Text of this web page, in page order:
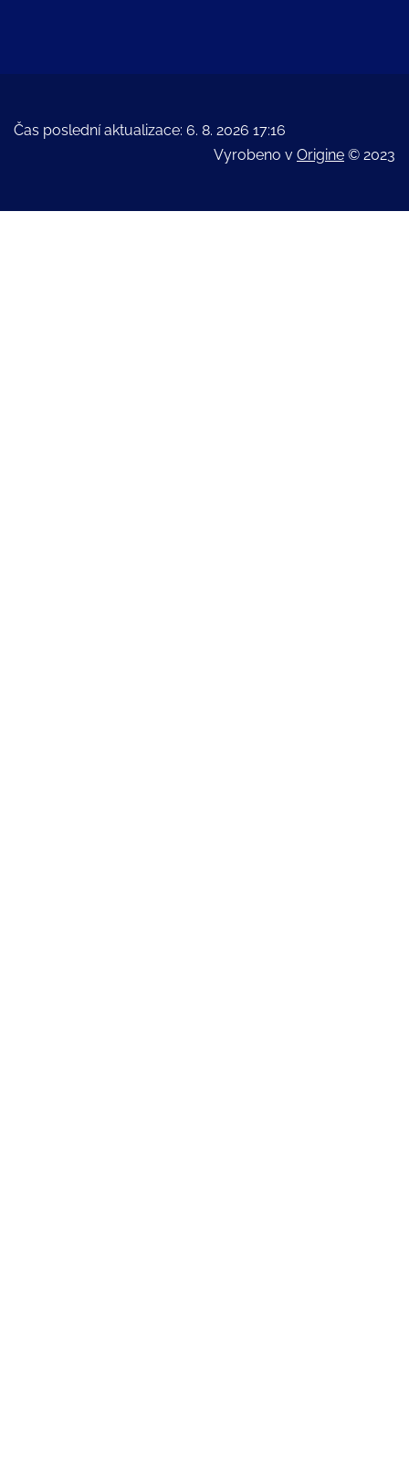
Čas poslední aktualizace: 6. 8. 2026 17:16
Vyrobeno v Origine © 2023